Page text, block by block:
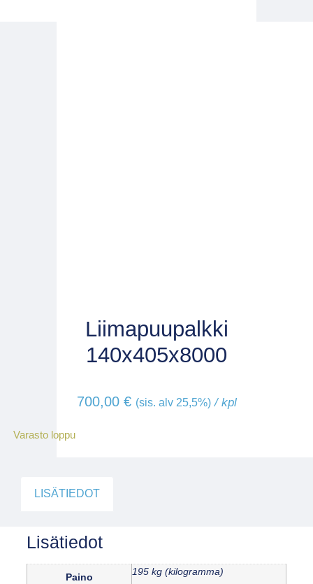
Liimapuupalkki
140x405x8000
700,00 € (sis. alv 25,5%)/ kpl
Varasto loppu
LISÄTIEDOT
Lisätiedot
Paino 195 kg (kilogramma)